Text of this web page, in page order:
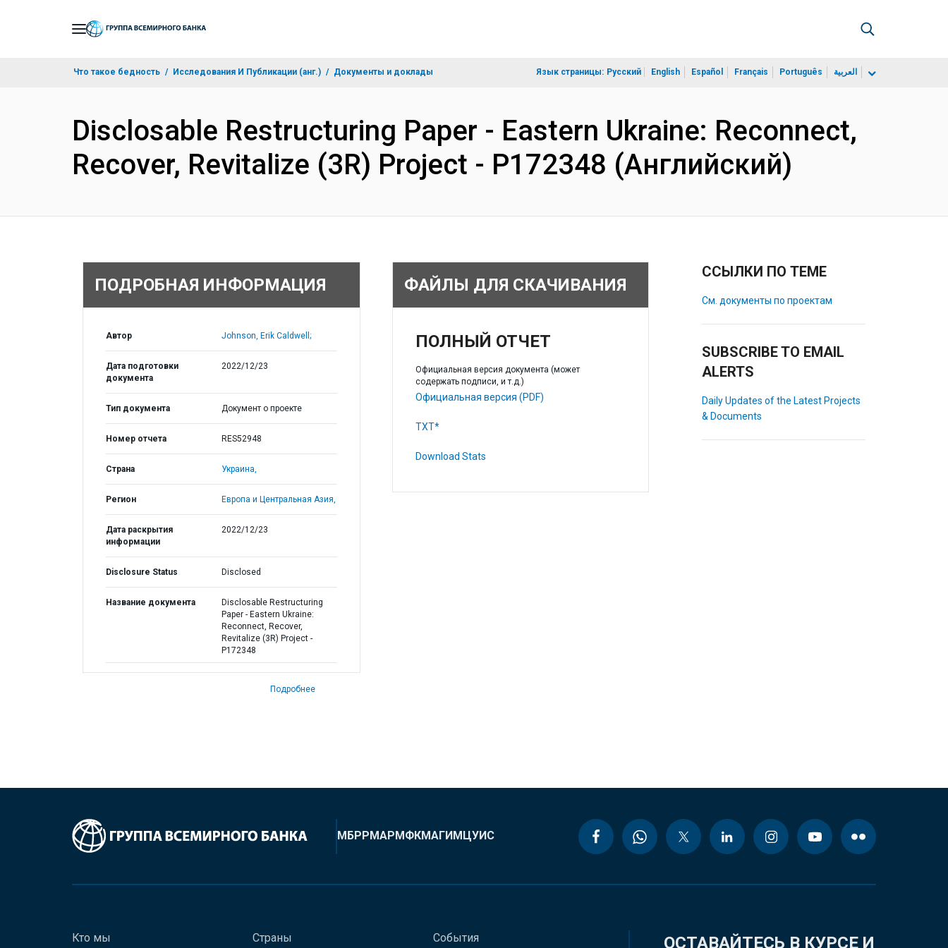
Что такое бедность Исследования И Публикации (анг.) Документы и доклады Язык страницы: Русский English Español Français Português العربية
Disclosable Restructuring Paper - Eastern Ukraine: Reconnect,
Recover, Revitalize (3R) Project - P172348 (Английский)
ПОДРОБНАЯ ИНФОРМАЦИЯ
Автор Johnson, Erik Caldwell;
Дата подготовки
документа
2022/12/23
Тип документа Документ о проекте
Номер отчета RES52948
Страна Украина,
Регион Европа и Центральная Азия,
Дата раскрытия
информации
2022/12/23
Disclosure Status Disclosed
Название документа
Disclosable Restructuring
Paper - Eastern Ukraine:
Reconnect, Recover,
Revitalize (3R) Project -
P172348
Подробнее
ФАЙЛЫ ДЛЯ СКАЧИВАНИЯ
ПОЛНЫЙ ОТЧЕТ
Официальная версия документа (может
содержать подписи, и т.д.)
Официальная версия (PDF)
TXT*
Download Stats
ССЫЛКИ ПО ТЕМЕ
См. документы по проектам
SUBSCRIBE TO EMAIL
ALERTS
Daily Updates of the Latest Projects
& Documents
МБРРМАРМФКМАГИМЦУИС
Кто мы Страны События ОСТАВАЙТЕСЬ В КУРСЕ И